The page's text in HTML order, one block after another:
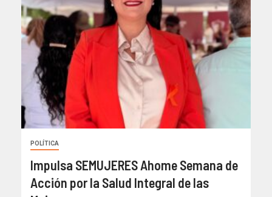
POLÍTICA
Impulsa SEMUJERES Ahome Semana de
Acción por la Salud Integral de las